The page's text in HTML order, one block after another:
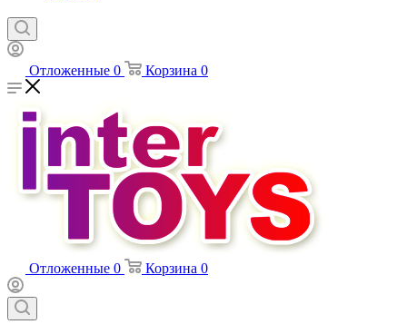
Отложенные 0 Корзина 0
Отложенные 0 Корзина 0